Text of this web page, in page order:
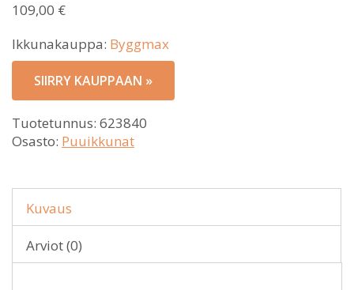
109,00 €
Ikkunakauppa: Byggmax
SIIRRY KAUPPAAN »
Tuotetunnus: 623840
Osasto: Puuikkunat
Kuvaus
Arviot (0)